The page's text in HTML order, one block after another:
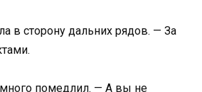
в сторону дальних рядов. — За
помедлил. — А вы не